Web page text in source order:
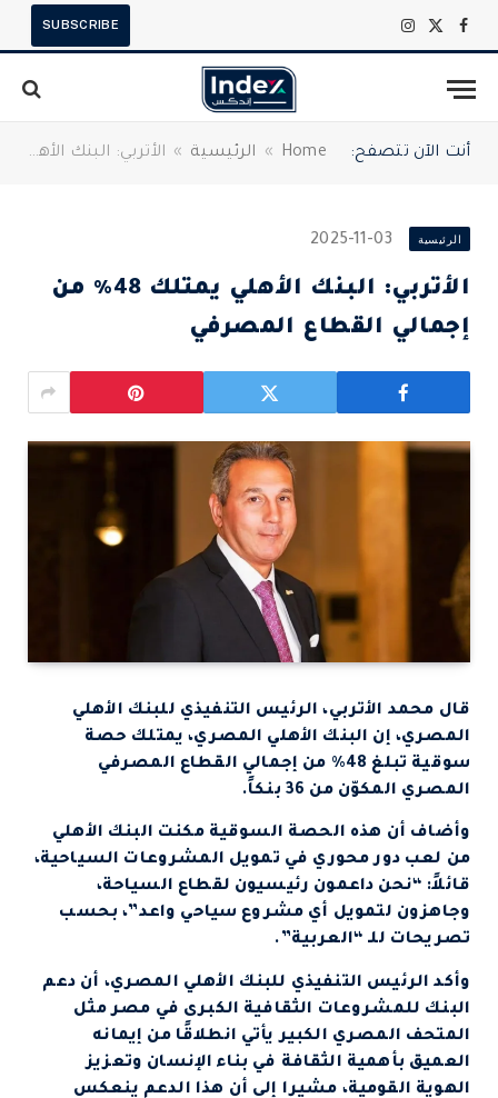
فيسبوك
X
الانستغرام
SUBSCRIBE
أنت الآن تتصفح: Home
» الرئيسية » الأتربي: البنك الأهلي يمتلك 48% من إجمالي القطاع المصرفي
الرئيسية 2025-11-03
الأتربي: البنك الأهلي يمتلك 48% من
إجمالي القطاع المصرفي
قال محمد الأتربي، الرئيس التنفيذي للبنك الأهلي
المصري، إن البنك الأهلي المصري، يمتلك حصة
سوقية تبلغ 48% من إجمالي القطاع المصرفي
المصري المكوّن من 36 بنكاً.
وأضاف أن هذه الحصة السوقية مكنت البنك الأهلي
من لعب دور محوري في تمويل المشروعات السياحية،
قائلاً: “نحن داعمون رئيسيون لقطاع السياحة،
وجاهزون لتمويل أي مشروع سياحي واعد”، بحسب
تصريحات للـ “العربية”.
وأكد الرئيس التنفيذي للبنك الأهلي المصري، أن دعم
البنك للمشروعات الثقافية الكبرى في مصر مثل
المتحف المصري الكبير يأتي انطلاقًا من إيمانه
العميق بأهمية الثقافة في بناء الإنسان وتعزيز
الهوية القومية، مشيرا إلى أن هذا الدعم ينعكس